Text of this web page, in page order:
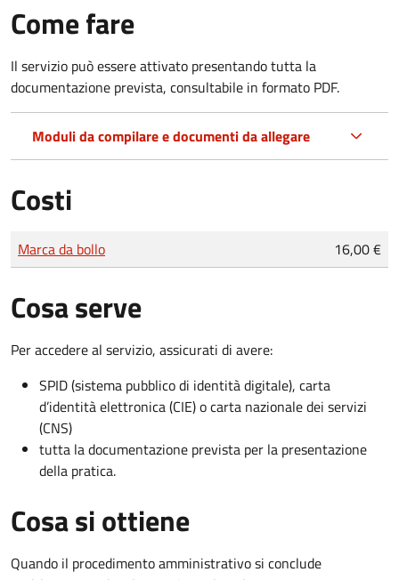
Come fare
Il servizio può essere attivato presentando tutta la
documentazione prevista, consultabile in formato PDF.
Moduli da compilare e documenti da allegare
Costi
Tipo di pagamento
Importo
Marca da bollo 16,00 €
Cosa serve
Per accedere al servizio, assicurati di avere:
SPID (sistema pubblico di identità digitale), carta
d’identità elettronica (CIE) o carta nazionale dei servizi
(CNS)
tutta la documentazione prevista per la presentazione
della pratica.
Cosa si ottiene
Quando il procedimento amministrativo si conclude